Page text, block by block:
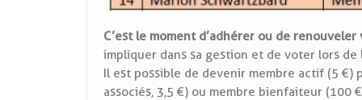
C’est le moment d’adhérer ou de
impliquer dans sa gestion et de voter lors
Il est possible de devenir membre actif (5
associés, 3,5 €) ou membre bienfaiteur (100